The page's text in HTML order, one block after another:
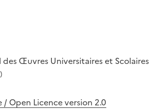
Œuvres Universitaires et Scolaires
/ Open Licence version 2.0